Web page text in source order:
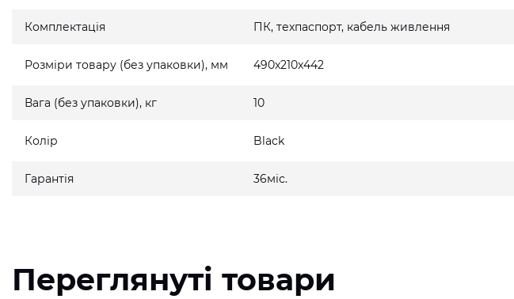
Комплектація ПК, техпаспорт, кабель живлення
Розміри товару (без упаковки), мм 490x210x442
Вага (без упаковки), кг 10
Колір Black
Гарантія 36міс.
Переглянуті товари